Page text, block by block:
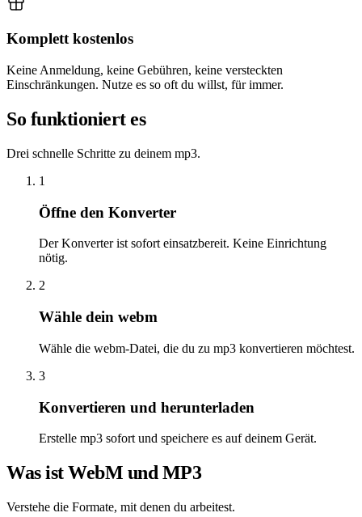
Komplett kostenlos
Keine Anmeldung, keine Gebühren, keine versteckten
Einschränkungen. Nutze es so oft du willst, für immer.
So funktioniert es
Drei schnelle Schritte zu deinem mp3.
1
Öffne den Konverter
Der Konverter ist sofort einsatzbereit. Keine Einrichtung
nötig.
2
Wähle dein webm
Wähle die webm-Datei, die du zu mp3 konvertieren möchtest.
3
Konvertieren und herunterladen
Erstelle mp3 sofort und speichere es auf deinem Gerät.
Was ist WebM und MP3
Verstehe die Formate, mit denen du arbeitest.